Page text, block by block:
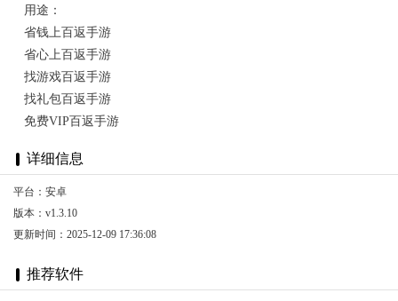
用途：
省钱上百返手游
省心上百返手游
找游戏百返手游
找礼包百返手游
免费VIP百返手游
详细信息
平台：安卓
版本：v1.3.10
更新时间：2025-12-09 17:36:08
推荐软件